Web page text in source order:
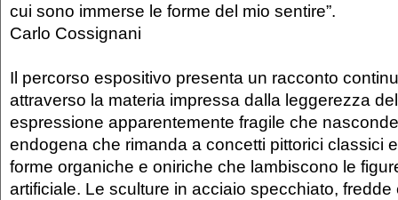
cui sono immerse le forme del mio sentire”.
Carlo Cossignani
Il percorso espositivo presenta un racconto
attraverso la materia impressa dalla leggerezza
espressione apparentemente fragile che
endogena che rimanda a concetti pittorici classici
forme organiche e oniriche che lambiscono le
artificiale. Le sculture in acciaio specchiato, fredde